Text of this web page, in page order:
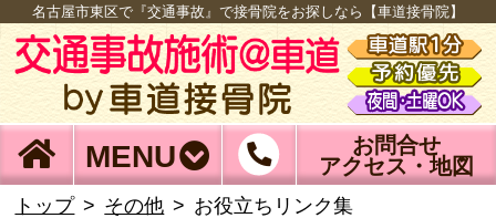
名古屋市東区で『交通事故』で接骨院をお探しなら【車道接骨院】
MENU
お問合せ
アクセス・地図
トップ その他 お役立ちリンク集